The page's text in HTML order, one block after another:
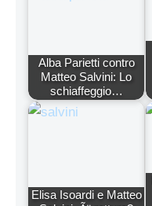
Alba Parietti contro
Matteo Salvini: Lo
schiaffeggio…
Elisa Isoardi e Matteo